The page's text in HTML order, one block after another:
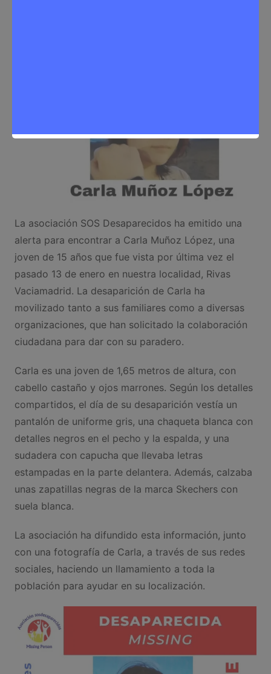
La asociación SOS Desaparecidos ha emitido una
alerta para encontrar a Carla Muñoz López, una
joven de 15 años que fue vista por última vez el
pasado 13 de enero en nuestra localidad, Rivas
Vaciamadrid. La desaparición de Carla ha
movilizado tanto a sus familiares como a diversas
organizaciones, que han solicitado la colaboración
ciudadana para dar con su paradero.
Carla es una joven de 1,65 metros de altura, con
cabello castaño y ojos marrones. Según los detalles
compartidos, el día de su desaparición vestía un
pantalón de uniforme gris, una chaqueta blanca con
detalles negros en el pecho y la espalda, y una
sudadera con capucha que llevaba letras
estampadas en la parte delantera. Además, calzaba
unas zapatillas negras de la marca Skechers con
suela blanca.
La asociación ha difundido esta información, junto
con una fotografía de Carla, a través de sus redes
sociales, haciendo un llamamiento a toda la
población para ayudar en su localización.